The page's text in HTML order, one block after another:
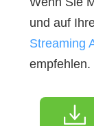
und auf
Streaming
empfehlen.